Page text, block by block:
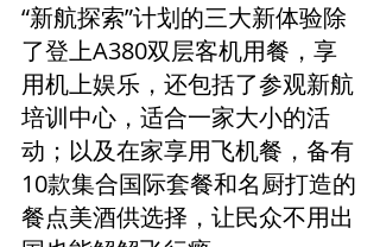
“新航探索”计划的三大新体验除
了登上A380双层客机用餐，享
用机上娱乐，还包括了参观新航
培训中心，适合一家大小的活
动；以及在家享用飞机餐，备有
10款集合国际套餐和名厨打造的
餐点美酒供选择，让民众不用出